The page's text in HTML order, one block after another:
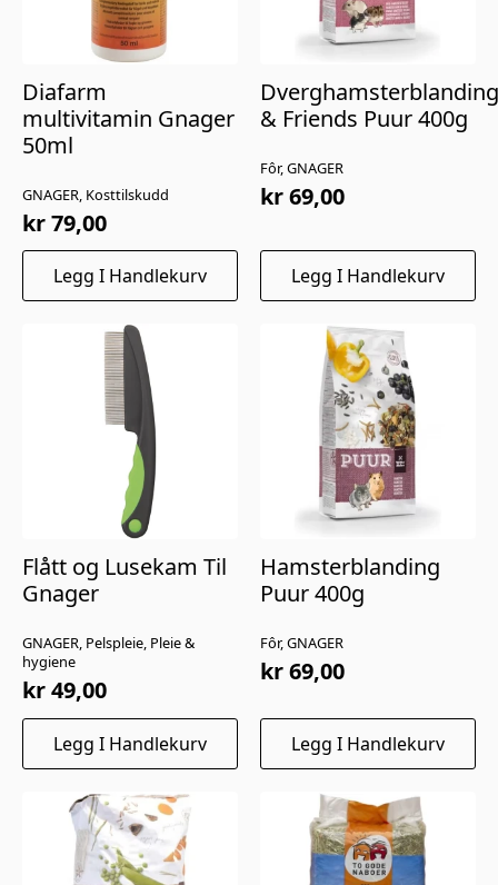
GNAGER, Kosttilskudd
Diafarm
multivitamin Gnager
50ml
kr79,00
Legg I Handlekurv
Fôr, GNAGER
Dverghamsterblanding
& Friends Puur 400g
kr69,00
Legg I Handlekurv
GNAGER, Pelspleie, Pleie &
hygiene
Flått og Lusekam Til
Gnager
kr49,00
Legg I Handlekurv
Fôr, GNAGER
Hamsterblanding
Puur 400g
kr69,00
Legg I Handlekurv